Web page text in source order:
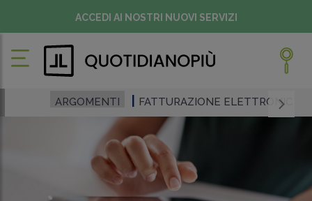
ACCEDI AI NOSTRI NUOVI SERVIZI
ARGOMENTI FATTURAZIONE ELETTRONICA